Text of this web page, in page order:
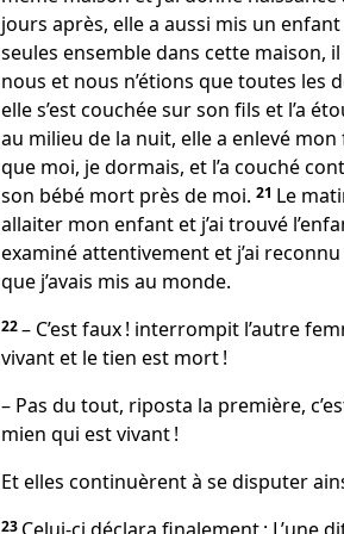
jours après, elle a aussi mis un
seules ensemble dans cette maison, il
nous et nous n’étions que toutes les
elle s’est couchée sur son fils et l’a
au milieu de la nuit, elle a enlevé
que moi, je dormais, et l’a couché
son bébé mort près de moi. 21 Le
allaiter mon enfant et j’ai trouvé
examiné attentivement et j’ai
que j’avais mis au monde.
22– C’est faux ! interrompit l’autre
vivant et le tien est mort !
– Pas du tout, riposta la première,
mien qui est vivant !
Et elles continuèrent à se disputer
23